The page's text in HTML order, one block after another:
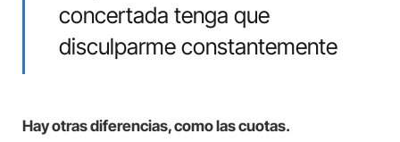
concertada tenga que
disculparme constantemente
Hay otras diferencias, como las cuotas.